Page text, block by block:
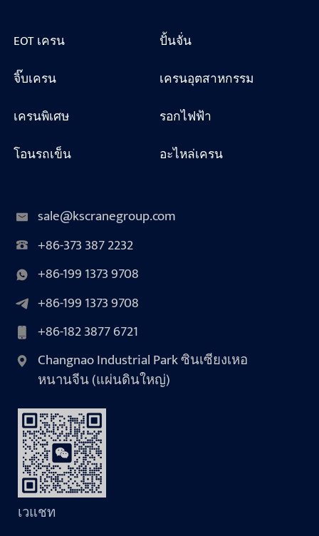
EOT เครน
ปั้นจั่น
จิ๊บเครน
เครนอุตสาหกรรม
เครนพิเศษ
รอกไฟฟ้า
โอนรถเข็น
อะไหล่เครน
sale@kscranegroup.com
+86-373 387 2232
+86-199 1373 9708
+86-199 1373 9708
+86-182 3877 6721
Changnao Industrial Park ซินเซียงเหอ
หนานจีน (แผ่นดินใหญ่)
เวแชท